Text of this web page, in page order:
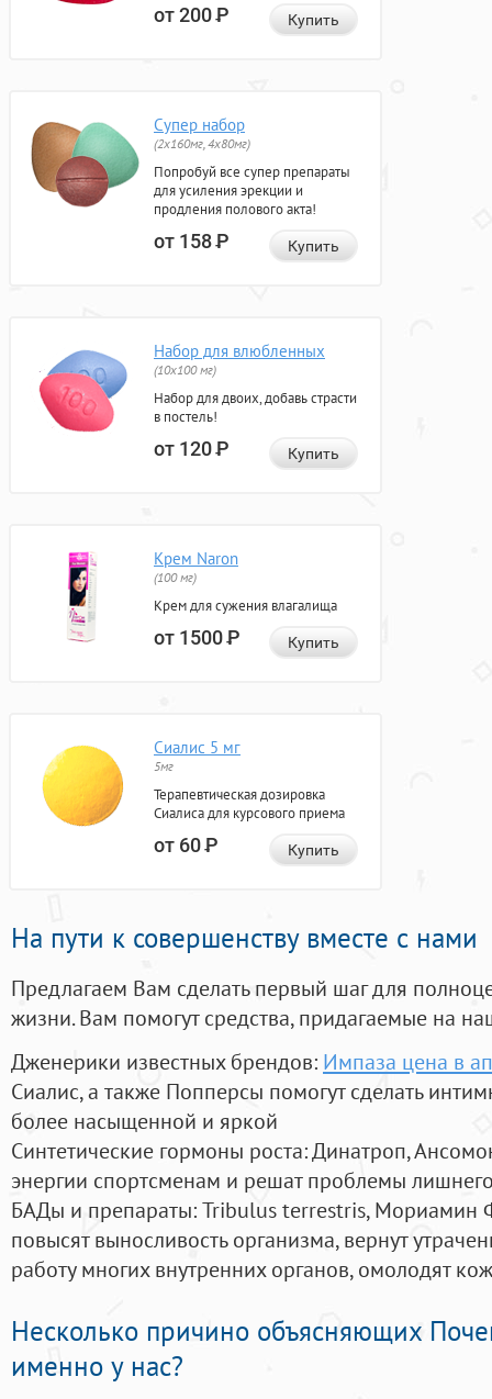
от 200Р Купить
Супер набор
(2х160мг, 4х80мг)
Попробуй все супер препараты
для усиления эрекции и
продления полового акта!
от 158Р Купить
Набор для влюбленных
(10х100 мг)
Набор для двоих, добавь страсти
в постель!
от 120Р Купить
Крем Naron
(100 мг)
Крем для сужения влагалища
от 1500Р Купить
Сиалис 5 мг
5мг
Терапевтическая дозировка
Сиалиса для курсового приема
от 60Р Купить
На пути к совершенству вместе с нами
Предлагаем Вам сделать первый шаг для
жизни. Вам помогут средства, придагаемые на
Дженерики известных брендов: Импаза цена в
Сиалис, а также Попперсы помогут сделать
более насыщенной и яркой
Синтетические гормоны роста: Динатроп,
энергии спортсменам и решат проблемы
БАДы и препараты:Tribulus terrestris, Мориамин
повысят выносливость организма, вернут
работу многих внутренних органов, омолодят
Несколько причино объясняющих
именно у нас?